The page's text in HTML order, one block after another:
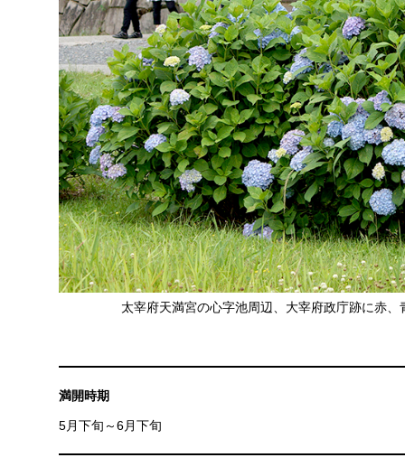
太宰府天満宮の心字池周辺、大宰府政庁跡に赤
満開時期
5月下旬～6月下旬